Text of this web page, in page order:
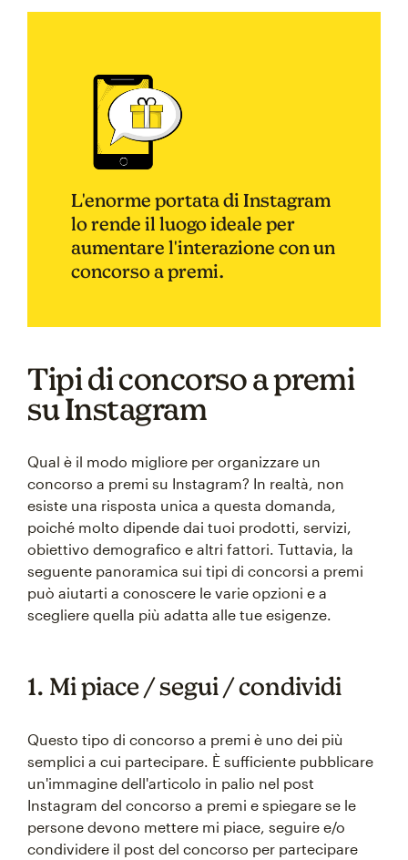
L'enorme portata di Instagram
lo rende il luogo ideale per
aumentare l'interazione con un
concorso a premi.
Tipi di concorso a premi
su Instagram
Qual è il modo migliore per organizzare un
concorso a premi su Instagram? In realtà, non
esiste una risposta unica a questa domanda,
poiché molto dipende dai tuoi prodotti, servizi,
obiettivo demografico e altri fattori. Tuttavia, la
seguente panoramica sui tipi di concorsi a premi
può aiutarti a conoscere le varie opzioni e a
scegliere quella più adatta alle tue esigenze.
1. Mi piace / segui / condividi
Questo tipo di concorso a premi è uno dei più
semplici a cui partecipare. È sufficiente pubblicare
un'immagine dell'articolo in palio nel post
Instagram del concorso a premi e spiegare se le
persone devono mettere mi piace, seguire e/o
condividere il post del concorso per partecipare